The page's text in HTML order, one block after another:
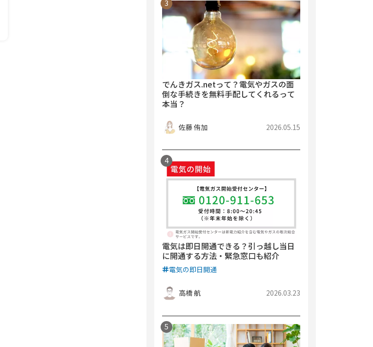
でんきガス.netって？電気やガスの面
倒な手続きを無料手配してくれるって
本当？
佐藤 侑加 2026.05.15
電気は即日開通できる？引っ越し当日
に開通する方法・緊急窓口も紹介
電気の即日開通
高橋 航 2026.03.23